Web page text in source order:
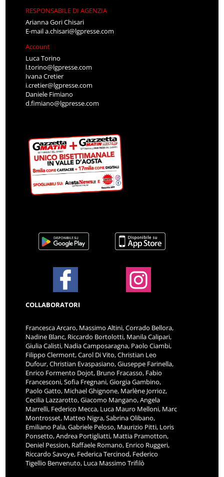
RESPONSABILE DI AGENZIA
Arianna Gori Chisari
E-maila.chisari@lgpresse.com
Account
Luca Torino
l.torino@lgpresse.com
Ivana Cretier
i.cretier@lgpresse.com
Daniele Fimiano
d.fimiano@lgpresse.com
COLLABORATORI
Francesca Arcaro, Massimo Altini, Corrado Bellora,
Nadine Blanc, Riccardo Bortolotti, Manila Calipari,
Giulia Calisti, Nadia Camposaragna, Paolo Ciambi,
Filippo Clermont, Carol Di Vito, Christian Leo
Dufour, Christian Evaspasiano, Giuseppe Farinella,
Enrico Formento Dojot, Bruno Fracasso, Fabio
Francesconi, Sofia Fregnani, Giorgia Gambino,
Paolo Gatto, Michael Ghignone, Marlène Jorrioz,
Cecilia Lazzarotto, Giacomo Mangano, Angela
Marrelli, Federico Mecca, Luca Mauro Melloni, Marc
Montrosset, Matteo Nigra, Sabrina Olibano,
Emiliano Pala, Gabriele Peloso, Maurizio Pitti, Loris
Ponsetto, Andrea Portigliatti, Mattia Pramotton,
Deniel Pession, Raffaele Romano, Enrico Ruggeri,
Riccardo Savoye, Federica Tercinod, Federico
Tigellio Benvenuto, Luca Massimo Trifilò